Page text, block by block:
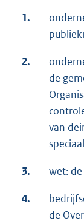
1.
2.
de
van
3. wet:
4.
de